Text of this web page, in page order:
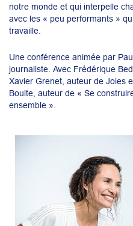
notre monde et qui interpelle
avec les « peu performants »
travaille.
Une conférence animée par
journaliste. Avec Frédérique
Xavier Grenet, auteur de Joies
Boulte, auteur de « Se
ensemble ».